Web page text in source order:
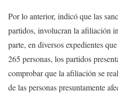
Por lo anterior, indicó que las
partidos, involucran la afiliación
parte, en diversos expedientes
265 personas, los partidos
comprobar que la afiliación se
de las personas presuntamente